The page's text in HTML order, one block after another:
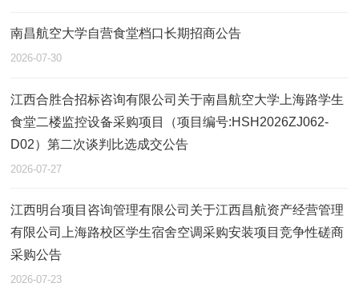
南昌航空大学自营食堂档口长期招商公告
2026-07-30
江西合胜合招标咨询有限公司关于南昌航空大学上海路学生
食堂二楼监控设备采购项目（项目编号:HSH2026ZJ062-
D02）第二次谈判比选成交公告
2026-07-27
江西明台项目咨询管理有限公司关于江西昌航资产经营管理
有限公司上海路校区学生宿舍空调采购安装项目竞争性磋商
采购公告
2026-07-23